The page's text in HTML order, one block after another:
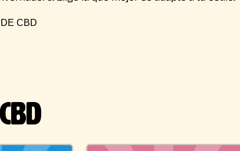
CBD